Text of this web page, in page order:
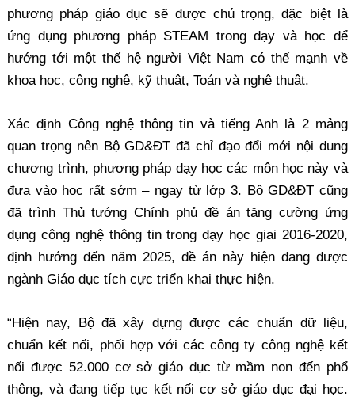
phương pháp giáo dục sẽ được chú trọng, đặc biệt là
ứng dụng phương pháp STEAM trong dạy và học để
hướng tới một thế hệ người Việt Nam có thế mạnh về
khoa học, công nghệ, kỹ thuật, Toán và nghệ thuật.
Xác định Công nghệ thông tin và tiếng Anh là 2 mảng
quan trọng nên Bộ GD&ĐT đã chỉ đạo đổi mới nội dung
chương trình, phương pháp dạy học các môn học này và
đưa vào học rất sớm – ngay từ lớp 3. Bộ GD&ĐT cũng
đã trình Thủ tướng Chính phủ đề án tăng cường ứng
dụng công nghệ thông tin trong dạy học giai 2016-2020,
định hướng đến năm 2025, đề án này hiện đang được
ngành Giáo dục tích cực triển khai thực hiện.
“Hiện nay, Bộ đã xây dựng được các chuẩn dữ liệu,
chuẩn kết nối, phối hợp với các công ty công nghệ kết
nối được 52.000 cơ sở giáo dục từ mầm non đến phổ
thông, và đang tiếp tục kết nối cơ sở giáo dục đại học.